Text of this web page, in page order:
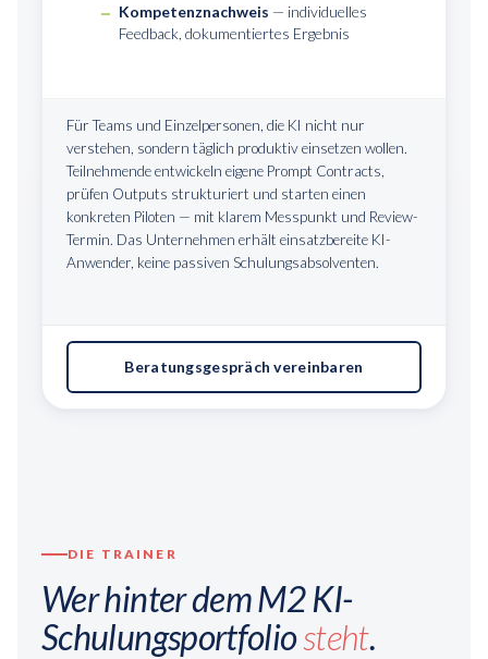
Kompetenznachweis — individuelles
Feedback, dokumentiertes Ergebnis
Für Teams und Einzelpersonen, die KI nicht nur
verstehen, sondern täglich produktiv einsetzen wollen.
Teilnehmende entwickeln eigene Prompt Contracts,
prüfen Outputs strukturiert und starten einen
konkreten Piloten — mit klarem Messpunkt und Review-
Termin. Das Unternehmen erhält einsatzbereite KI-
Anwender, keine passiven Schulungsabsolventen.
Beratungsgespräch vereinbaren
DIE TRAINER
Wer hinter dem M2 KI-
Schulungsportfoliosteht.